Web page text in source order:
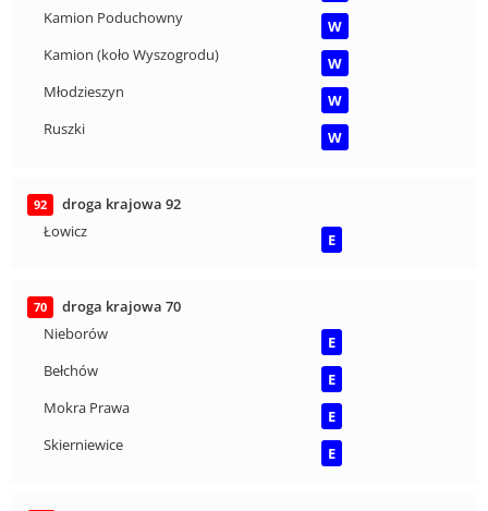
Kamion Poduchowny
W
Kamion (koło Wyszogrodu)
W
Młodzieszyn
W
Ruszki
W
92
droga krajowa 92
Łowicz
E
70
droga krajowa 70
Nieborów
E
Bełchów
E
Mokra Prawa
E
Skierniewice
E